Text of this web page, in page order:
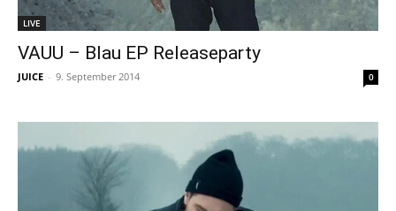
LIVE
VAUU – Blau EP Releaseparty
JUICE - 9. September 2014 0